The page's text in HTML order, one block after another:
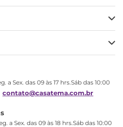
Sex. das 09 às 17 hrs.Sáb das 10:00
contato@casatema.com.br
a Sex. das 09 às 18 hrs.Sáb das 10:00